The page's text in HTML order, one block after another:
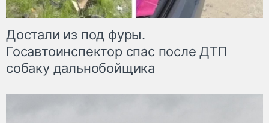
Достали из под фуры.
Госавтоинспектор спас после ДТП
собаку дальнобойщика